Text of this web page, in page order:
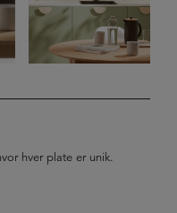
hver plate er unik.